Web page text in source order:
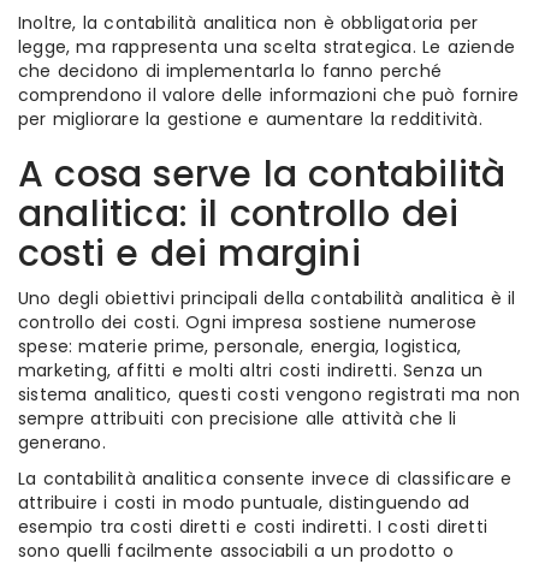
Inoltre, la contabilità analitica non è obbligatoria per
legge, ma rappresenta una scelta strategica. Le aziende
che decidono di implementarla lo fanno perché
comprendono il valore delle informazioni che può fornire
per migliorare la gestione e aumentare la redditività.
A cosa serve la contabilità
analitica: il controllo dei
costi e dei margini
Uno degli obiettivi principali della contabilità analitica è il
controllo dei costi. Ogni impresa sostiene numerose
spese: materie prime, personale, energia, logistica,
marketing, affitti e molti altri costi indiretti. Senza un
sistema analitico, questi costi vengono registrati ma non
sempre attribuiti con precisione alle attività che li
generano.
La contabilità analitica consente invece di classificare e
attribuire i costi in modo puntuale, distinguendo ad
esempio tra costi diretti e costi indiretti. I costi diretti
sono quelli facilmente associabili a un prodotto o